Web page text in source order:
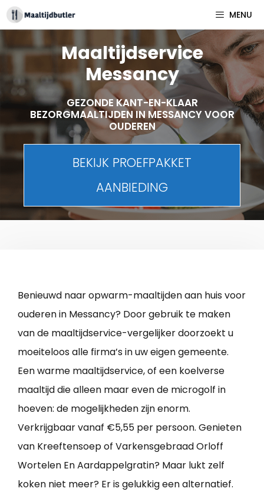
Spring
naar
inhoud
MENU
Maaltijdservice
Messancy
GEZONDE KANT-EN-KLAAR
BEZORGMAALTIJDEN IN MESSANCY VOOR
OUDEREN
BEKIJK PROEFPAKKET
AANBIEDING
Benieuwd naar opwarm-maaltijden aan huis voor
ouderen in Messancy? Door gebruik te maken
van de maaltijdservice-vergelijker doorzoekt u
moeiteloos alle firma’s in uw eigen gemeente.
Een warme maaltijdservice, of een koelverse
maaltijd die alleen maar even de microgolf in
hoeven: de mogelijkheden zijn enorm.
Verkrijgbaar vanaf €5,55 per persoon. Genieten
van Kreeftensoep of Varkensgebraad Orloff
Wortelen En Aardappelgratin? Maar lukt zelf
koken niet meer? Er is gelukkig een alternatief.